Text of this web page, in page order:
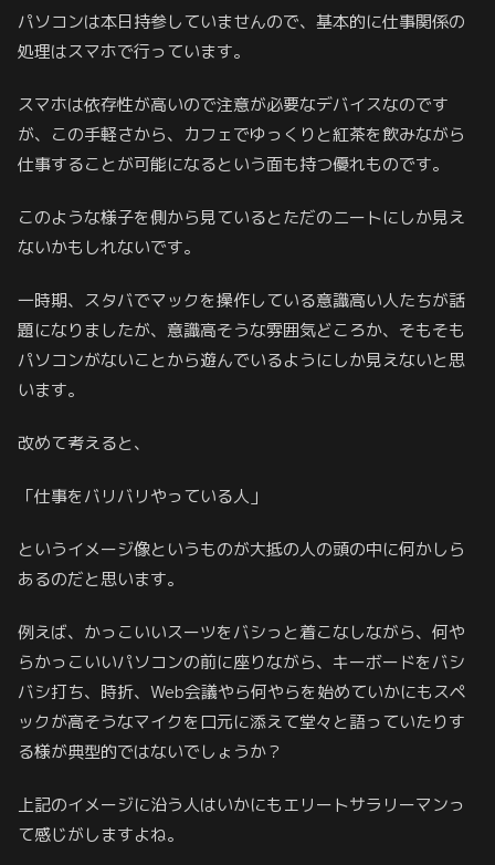
パソコンは本日持参していませんので、基本的に仕事関係の
処理はスマホで行っています。
スマホは依存性が高いので注意が必要なデバイスなのです
が、この手軽さから、カフェでゆっくりと紅茶を飲みながら
仕事することが可能になるという面も持つ優れものです。
このような様子を側から見ているとただのニートにしか見え
ないかもしれないです。
一時期、スタバでマックを操作している意識高い人たちが話
題になりましたが、意識高そうな雰囲気どころか、そもそも
パソコンがないことから遊んでいるようにしか見えないと思
います。
改めて考えると、
「仕事をバリバリやっている人」
というイメージ像というものが大抵の人の頭の中に何かしら
あるのだと思います。
例えば、かっこいいスーツをバシっと着こなしながら、何や
らかっこいいパソコンの前に座りながら、キーボードをバシ
バシ打ち、時折、Web会議やら何やらを始めていかにもスペ
ックが高そうなマイクを口元に添えて堂々と語っていたりす
る様が典型的ではないでしょうか？
上記のイメージに沿う人はいかにもエリートサラリーマンっ
て感じがしますよね。